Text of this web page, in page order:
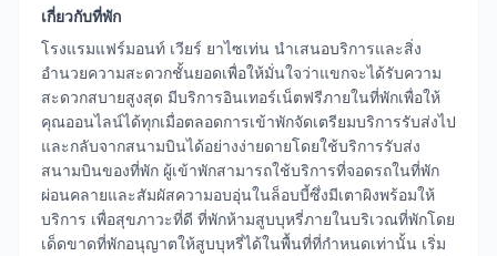
เกี่ยวกับที่พัก
โรงแรมแฟร์มอนท์ เวียร์ ยาไซเท่น นำเสนอบริการและสิ่ง
อำนวยความสะดวกชั้นยอดเพื่อให้มั่นใจว่าแขกจะได้รับความ
สะดวกสบายสูงสุด มีบริการอินเทอร์เน็ตฟรีภายในที่พักเพื่อให้
คุณออนไลน์ได้ทุกเมื่อตลอดการเข้าพักจัดเตรียมบริการรับส่งไป
และกลับจากสนามบินได้อย่างง่ายดายโดยใช้บริการรับส่ง
สนามบินของที่พัก ผู้เข้าพักสามารถใช้บริการที่จอดรถในที่พัก
ผ่อนคลายและสัมผัสความอบอุ่นในล็อบบี้ซึ่งมีเตาผิงพร้อมให้
บริการ เพื่อสุขภาวะที่ดี ที่พักห้ามสูบบุหรี่ภายในบริเวณที่พักโดย
เด็ดขาดที่พักอนุญาตให้สูบบุหรี่ได้ในพื้นที่ที่กำหนดเท่านั้น เริ่ม